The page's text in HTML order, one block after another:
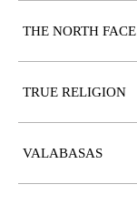
THE NORTH FACE
TRUE RELIGION
VALABASAS